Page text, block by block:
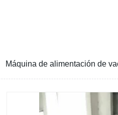
Máquina de alimentación de